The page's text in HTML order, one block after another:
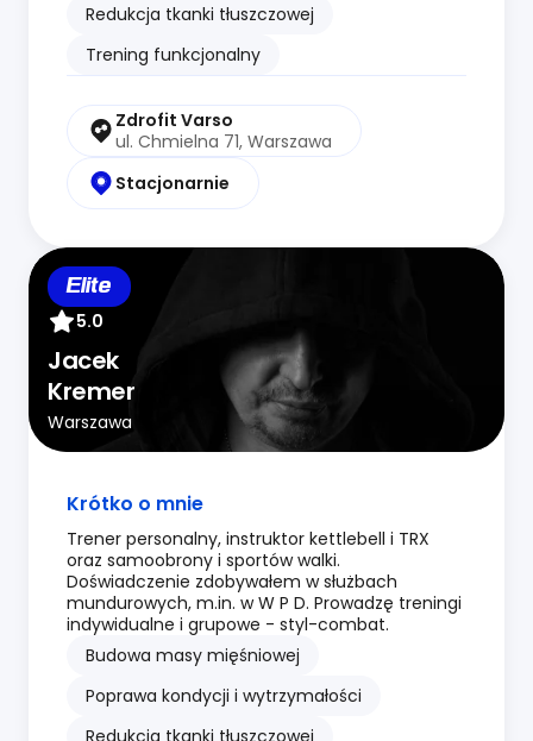
Redukcja tkanki tłuszczowej
Trening funkcjonalny
Zdrofit Varso
ul. Chmielna 71, Warszawa
Stacjonarnie
Elite
5.0
Jacek
Kremer
Warszawa
Krótko o mnie
Trener personalny, instruktor kettlebell i TRX
oraz samoobrony i sportów walki.
Doświadczenie zdobywałem w służbach
mundurowych, m.in. w W P D. Prowadzę treningi
indywidualne i grupowe - styl-combat.
Budowa masy mięśniowej
Poprawa kondycji i wytrzymałości
Redukcja tkanki tłuszczowej